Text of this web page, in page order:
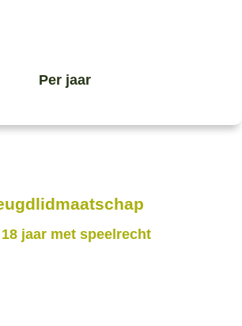
Per jaar
jaar met speelrecht